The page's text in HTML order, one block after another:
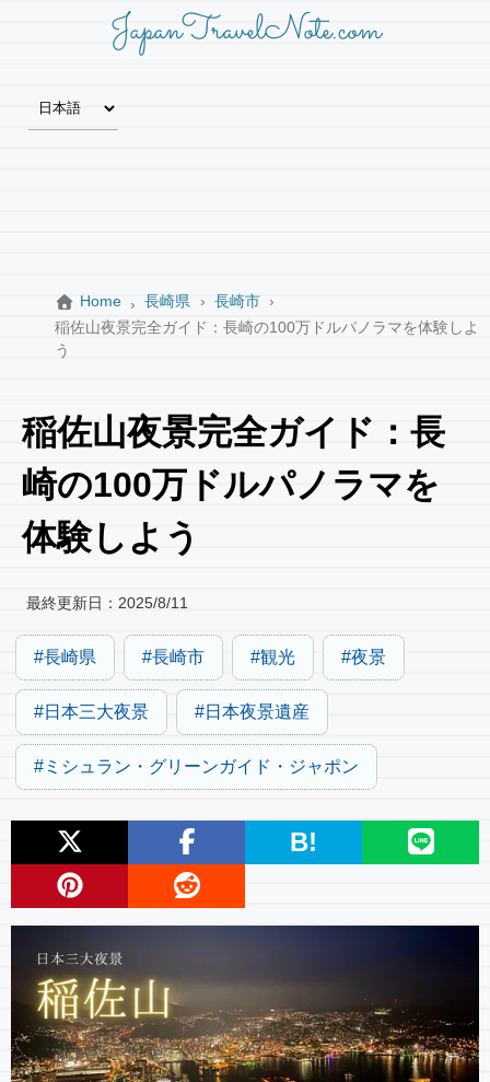
JapanTravelNote.com
Home 長崎県
長崎市
稲佐山夜景完全ガイド：長崎の100万ドルパノラマを体験しよ
う
稲佐山夜景完全ガイド：長
崎の100万ドルパノラマを
体験しよう
最終更新日： 2025/8/11
長崎県 長崎市 観光 夜景
日本三大夜景 日本夜景遺産
ミシュラン・グリーンガイド・ジャポン
B!